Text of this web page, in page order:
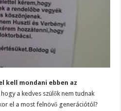
kell mondani ebben az
a kedves szülők nem tudnak
el a most felnövő generációtól?